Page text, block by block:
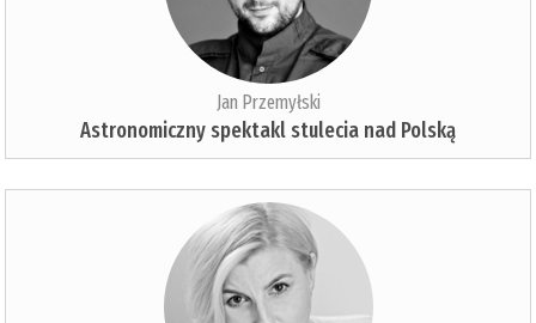
Jan Przemyłski
Astronomiczny spektakl stulecia nad Polską